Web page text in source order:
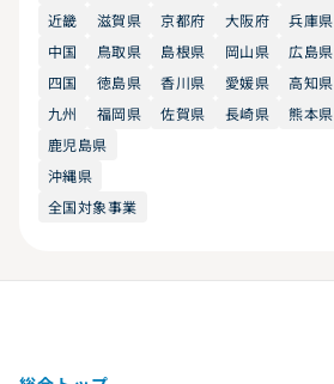
近畿
滋賀県 京都府 大阪府 兵庫県
中国
鳥取県 島根県 岡山県 広島県
四国
徳島県 香川県 愛媛県
高知県
九州
福岡県 佐賀県 長崎県 熊本県
鹿児島県
沖縄県
全国対象事業